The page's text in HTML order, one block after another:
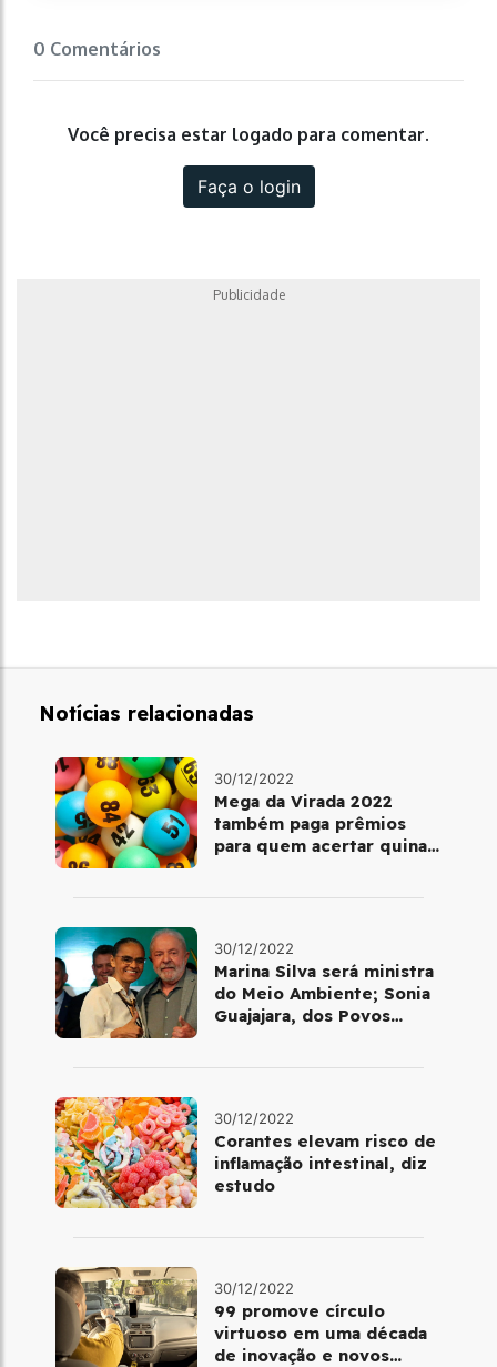
0 Comentários
Você precisa estar logado para comentar.
Faça o login
Publicidade
Notícias relacionadas
30/12/2022
Mega da Virada 2022
também paga prêmios
para quem acertar quina
30/12/2022
Marina Silva será ministra
do Meio Ambiente; Sonia
Guajajara, dos Povos
30/12/2022
Corantes elevam risco de
inflamação intestinal, diz
estudo
30/12/2022
99 promove círculo
virtuoso em uma década
de inovação e novos